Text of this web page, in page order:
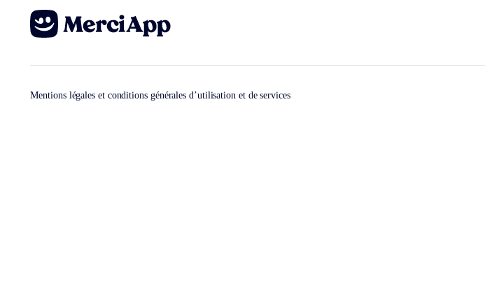
Mentions légales et conditions générales d’utilisation et de services